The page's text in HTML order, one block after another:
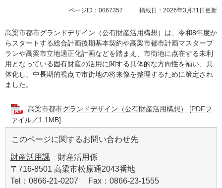
ページID：0067357 掲載日：2026年3月31日更新
高梁市都市グランドデザイン（公有財産活用構想）は、令和8年度か
らスタートする総合計画後期基本契約や高梁市都市計画マスタープ
ランや高梁市立地適正化計画などを踏まえ、市街地に点在する未利
用となっている固有財産の活用に関する具体的な方向性を補い、具
体化し、中長期的視点で市街地の将来像を整理するために策定され
ました。
高梁市都市グランドデザイン（公有財産活用構想） [PDFフ
ァイル／1.1MB]
このページに関するお問い合わせ先
財産活用課 財産活用係
〒716-8501 高梁市松原通2043番地
Tel：0866-21-0207 Fax：0866-23-1555